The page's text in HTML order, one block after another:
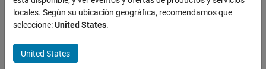
Impresión y almacenamiento
EN ESTA PÁGINA
Sintaxis
contraer todo en la página
savefig(filename)
locales. Según su ubicación geográfica, recomendamos que
seleccione:United States.
United States